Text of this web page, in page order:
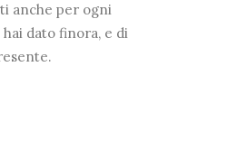
anche per ogni
dato finora, e di